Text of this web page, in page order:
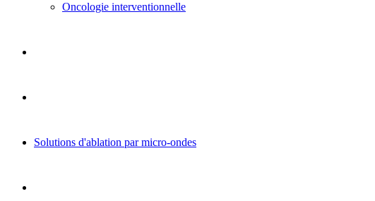
Oncologie interventionnelle
Solutions d'ablation par micro-ondes